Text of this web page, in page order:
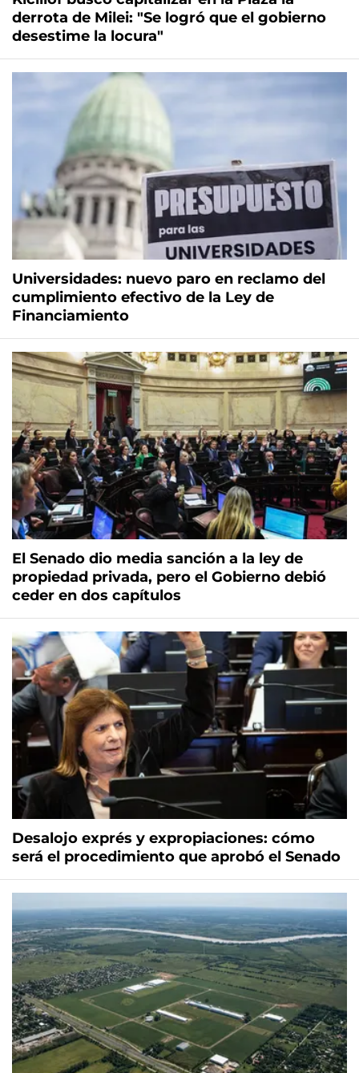
derrota de Milei: "Se logró que el gobierno
desestime la locura"
Universidades: nuevo paro en reclamo del
cumplimiento efectivo de la Ley de
Financiamiento
El Senado dio media sanción a la ley de
propiedad privada, pero el Gobierno debió
ceder en dos capítulos
Desalojo exprés y expropiaciones: cómo
será el procedimiento que aprobó el Senado